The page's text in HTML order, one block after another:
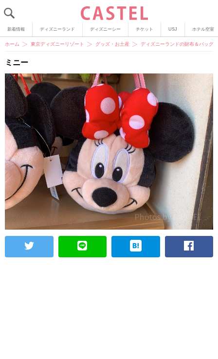
新着情報 ディズニーランド ディズニーシー チケット USJ ホテル空室
ホーム 東京ディズニーリゾート グッズ・お土産 ディズニーランドの財布＆バッグ
ミニー